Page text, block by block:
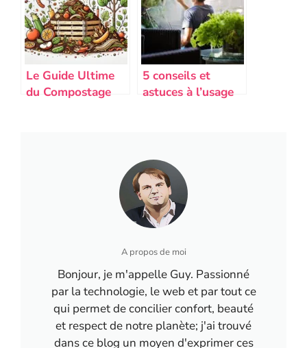
Le Guide Ultime
du Compostage
5 conseils et
astuces à l’usage
leur maison sans
salir le reste…
A propos de moi
Bonjour, je m'appelle Guy. Passionné
par la technologie, le web et par tout ce
qui permet de concilier confort, beauté
et respect de notre planète; j'ai trouvé
dans ce blog un moyen d'exprimer ces